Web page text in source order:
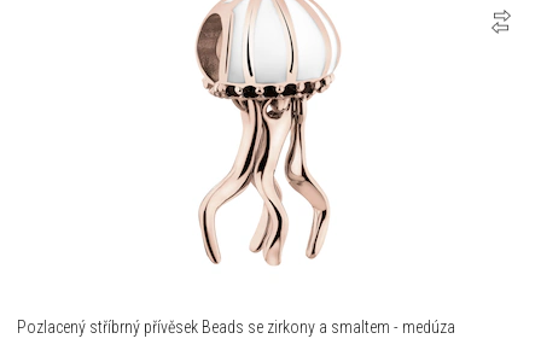
Pozlacený stříbrný přívěsek Beads se zirkony a smaltem - medúza